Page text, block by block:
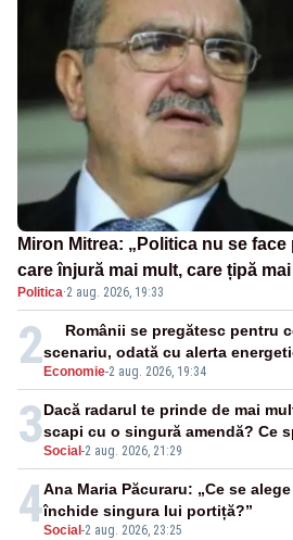
Miron Mitrea: „Politica nu se
care înjură mai mult, care țipă
Politica·2 aug. 2026, 19:33
2 Economie-2 aug. 2026, 19:34
Românii se pregătesc pentru
scenariu, odată cu alerta
3Social -2 aug. 2026, 21:29
Dacă radarul te prinde de mai
scapi cu o singură amendă? Ce
4Social -2 aug. 2026, 23:25
Ana Maria Păcuraru: „Ce se
închide singura lui portiță?”